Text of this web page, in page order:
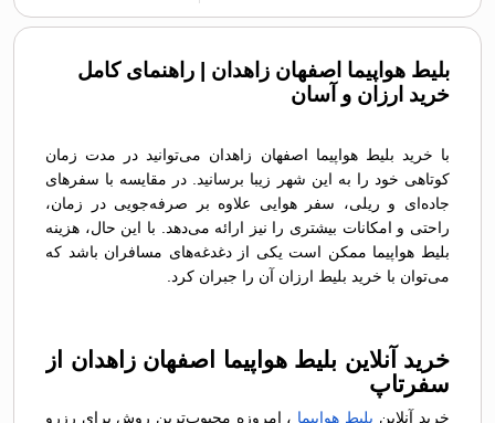
بلیط هواپیما اصفهان زاهدان | راهنمای کامل
خرید ارزان و آسان
با خرید بلیط هواپیما اصفهان زاهدان می‌توانید در مدت زمان
کوتاهی خود را به این شهر زیبا برسانید. در مقایسه با سفرهای
جاده‌ای و ریلی، سفر هوایی علاوه بر صرفه‌جویی در زمان،
راحتی و امکانات بیشتری را نیز ارائه می‌دهد. با این حال، هزینه
بلیط هواپیما ممکن است یکی از دغدغه‌های مسافران باشد که
می‌توان با خرید بلیط ارزان آن را جبران کرد.
خرید آنلاین بلیط هواپیما اصفهان زاهدان از
سفرتاپ
خرید آنلاین بلیط هواپیما ، امروزه محبوب‌ترین روش برای رزرو